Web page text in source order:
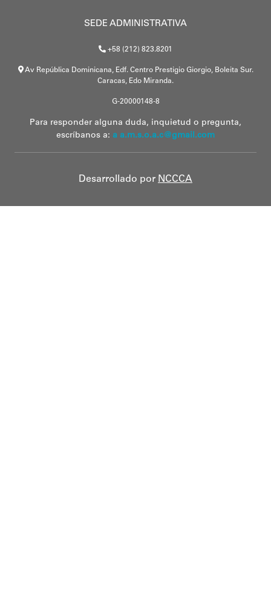
SEDE ADMINISTRATIVA
+58 (212) 823.8201
Av República Dominicana, Edf. Centro Prestigio Giorgio, Boleita Sur.
Caracas, Edo Miranda.
G-20000148-8
Para responder alguna duda, inquietud o pregunta,
escríbanos a: a a.m.s.o.a.c@gmail.com
Desarrollado por NCCCA